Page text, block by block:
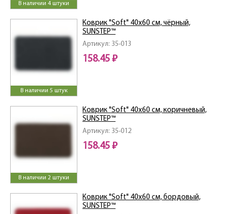
В наличии 4 штуки
В наличии 5 штук
Артикул: 35-013
Коврик "Soft" 40x60 см, чёрный,
SUNSTEP™
158.45 ₽
В наличии 2 штуки
Артикул: 35-012
Коврик "Soft" 40x60 см, коричневый,
SUNSTEP™
158.45 ₽
Коврик "Soft" 40x60 см, бордовый,
SUNSTEP™